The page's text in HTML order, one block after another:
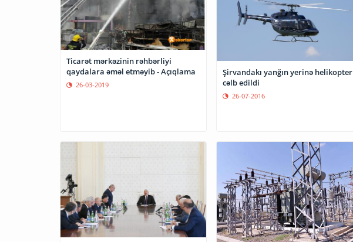
Ticarət mərkəzinin rəhbərliyi
qaydalara əməl etməyib - Açıqlama
26-03-2019
Şirvandakı yanğın yerinə helikopter
cəlb edildi
26-07-2016